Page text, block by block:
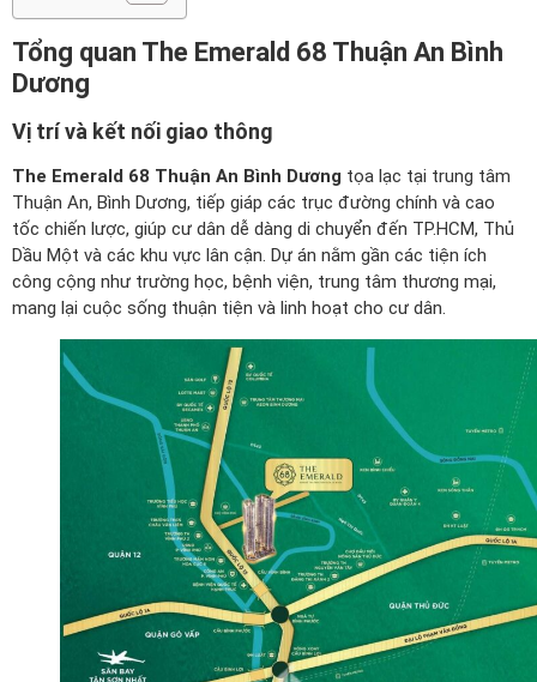
Tổng quan The Emerald 68 Thuận An Bình
Dương
Vị trí và kết nối giao thông
The Emerald 68 Thuận An Bình Dương tọa lạc tại trung tâm
Thuận An, Bình Dương, tiếp giáp các trục đường chính và cao
tốc chiến lược, giúp cư dân dễ dàng di chuyển đến TP.HCM, Thủ
Dầu Một và các khu vực lân cận. Dự án nằm gần các tiện ích
công cộng như trường học, bệnh viện, trung tâm thương mại,
mang lại cuộc sống thuận tiện và linh hoạt cho cư dân.